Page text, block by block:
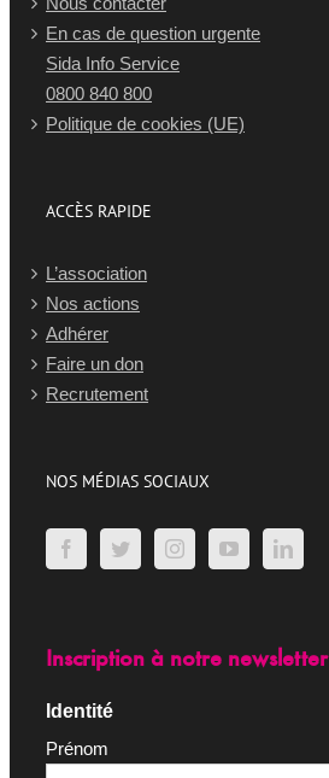
En cas de question urgente
Sida Info Service
0800 840 800
Politique de cookies (UE)
ACCÈS RAPIDE
L’association
Nos actions
Adhérer
Faire un don
Recrutement
NOS MÉDIAS SOCIAUX
Inscription à notre newsletter
Identité
Prénom